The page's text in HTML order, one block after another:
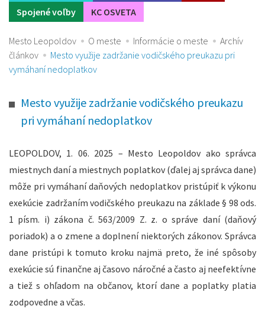
Spojené voľby
KC OSVETA
Mesto Leopoldov O meste Informácie o meste
Archív
článkov
Mesto využije zadržanie vodičského preukazu pri
vymáhaní nedoplatkov
Mesto využije zadržanie vodičského preukazu
pri vymáhaní nedoplatkov
LEOPOLDOV, 1. 06. 2025 – Mesto Leopoldov ako správca
miestnych daní a miestnych poplatkov (ďalej aj správca dane)
môže pri vymáhaní daňových nedoplatkov pristúpiť k výkonu
exekúcie zadržaním vodičského preukazu na základe § 98 ods.
1 písm. i) zákona č. 563/2009 Z. z. o správe daní (daňový
poriadok) a o zmene a doplnení niektorých zákonov. Správca
dane pristúpi k tomuto kroku najmä preto, že iné spôsoby
exekúcie sú finančne aj časovo náročné a často aj neefektívne
a tiež s ohľadom na občanov, ktorí dane a poplatky platia
zodpovedne a včas.